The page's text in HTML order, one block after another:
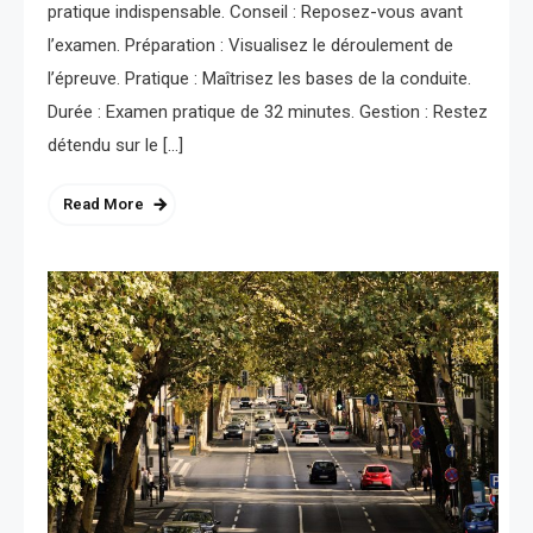
pratique indispensable. Conseil : Reposez-vous avant
l’examen. Préparation : Visualisez le déroulement de
l’épreuve. Pratique : Maîtrisez les bases de la conduite.
Durée : Examen pratique de 32 minutes. Gestion : Restez
détendu sur le […]
Read More